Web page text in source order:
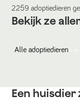
2259 adoptiedieren
Bekijk ze
Alle adoptiedieren
Een